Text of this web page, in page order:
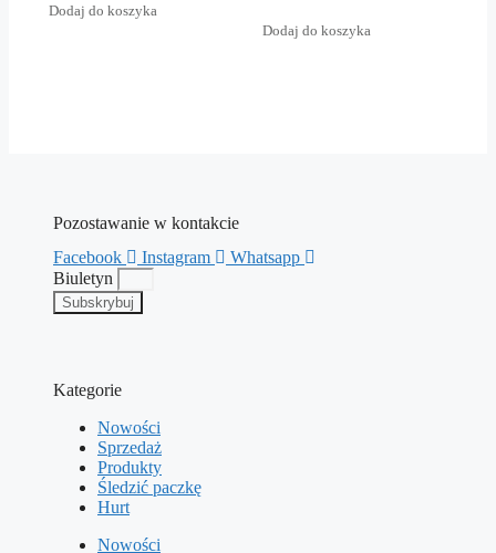
5
Dodaj do koszyka
5
Dodaj do koszyka
Pozostawanie w kontakcie
Facebook
Instagram
Whatsapp
Biuletyn
Subskrybuj
Kategorie
Nowości
Sprzedaż
Produkty
Śledzić paczkę
Hurt
Nowości